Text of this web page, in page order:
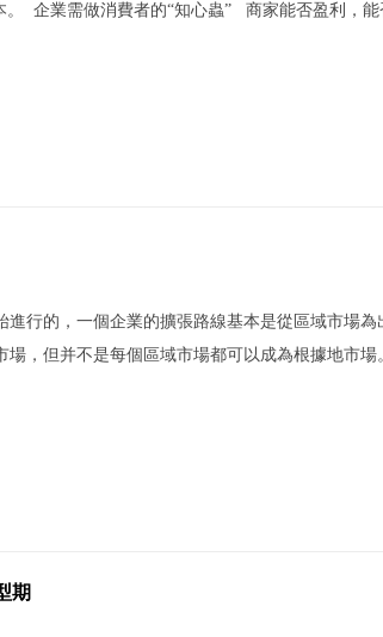
。 企業需做消費者的“知心蟲” 商家能否盈利，
行的，一個企業的擴張路線基本是從區域市場為
場，但并不是每個區域市場都可以成為根據地市
分析
期